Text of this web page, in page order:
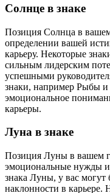
Солнце в знаке
Позиция Солнца в
определении вашей
карьеру. Некоторые
сильным лидерским
успешными
знаки, например Рыбы
эмоциональное
карьеры.
Луна в знаке
Позиция Луны в вашем
эмоциональные нужды
знака Луны, у вас могут
наклонности в карьере.